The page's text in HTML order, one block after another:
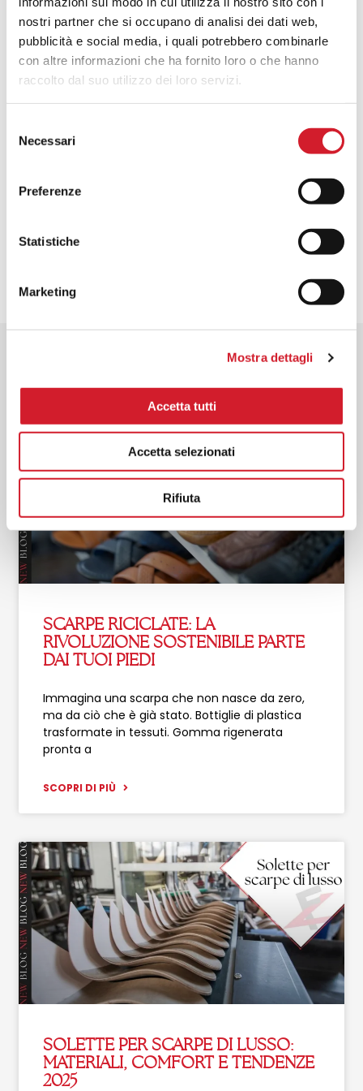
nostri partner che si occupano di analisi dei dati web,
pubblicità e social media, i quali potrebbero combinarle
con altre informazioni che ha fornito loro o che hanno
raccolto dal suo utilizzo dei loro servizi.
delNecessari
Preferenze
Statistiche
Marketing
Mostra dettagli
Accetta tutti
Accetta selezionati
Rifiuta
ARTICOLI RECENTI
SCARPE RICICLATE: LA
RIVOLUZIONE SOSTENIBILE PARTE
DAI TUOI PIEDI
Immagina una scarpa che non nasce da zero,
ma da ciò che è già stato. Bottiglie di plastica
trasformate in tessuti. Gomma rigenerata
pronta a
SCOPRI DI PIÙ
SOLETTE PER SCARPE DI LUSSO:
MATERIALI, COMFORT E TENDENZE
2025